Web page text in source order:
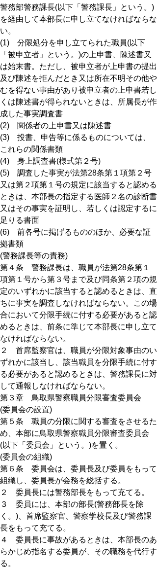
警務部警務課長(以下「警務課長」という。)
を経由して本部長に申し立てなければならな
い。
(1) 分限処分を申し立てられた職員(以下
「被申立者」という。)の上申書、陳述書又
は始末書。ただし、被申立者が上申書の提出
及び陳述を拒んだとき又は所在不明その他や
むを得ない事由があり被申立者の上申書若し
くは陳述書が得られないときは、所属長が作
成した事実調査書
(2) 関係者の上申書又は陳述書
(3) 投書、申告等に係るものについては、
これらの関係書類
(4) 身上調査書(様式第２号)
(5) 調査した事実が法第28条第１項第２号
又は第２項第１号の規定に該当すると認める
ときは、本部長の指定する医師２名の診断書
又はその事実を証明し、若しくは認定するに
足りる書面
(6) 前各号に掲げるもののほか、必要な証
拠書類
(警務課長等の責務)
第４条 警務課長は、職員が法第28条第１
項第１号から第３号まで及び同条第２項の規
定のいずれかに該当すると認めるときは、直
ちに事実を調査しなければならない。この場
合において分限手続に付する必要があると認
めるときは、前条に準じて本部長に申し立て
なければならない。
２ 首席監察官は、職員が分限対象事由のい
ずれかに該当し、該当職員を分限手続に付す
る必要があると認めるときは、警務課長に対
して通報しなければならない。
第３章 鳥取県警察職員分限審査委員会
(委員会の設置)
第５条 職員の分限に関する審査をさせるた
め、本部に鳥取県警察職員分限審査委員会
(以下「委員会」という。)を置く。
(委員会の組織)
第６条 委員会は、委員長及び委員をもって
組織し、委員長が会務を総括する。
２ 委員長には警務部長をもって充てる。
３ 委員には、本部の部長(警務部長を除
く。)、首席監察官、警察学校長及び警務課
長をもって充てる。
４ 委員長に事故があるときは、本部長のあ
らかじめ指名する委員が、その職務を代行す
る。